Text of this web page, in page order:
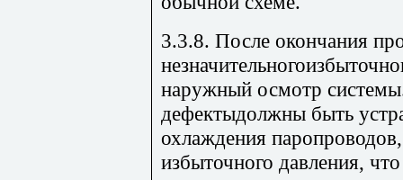
3.3.8. После окончания
наружный осмотр
дефектыдолжны быть
охлаждения
избыточного давления, что